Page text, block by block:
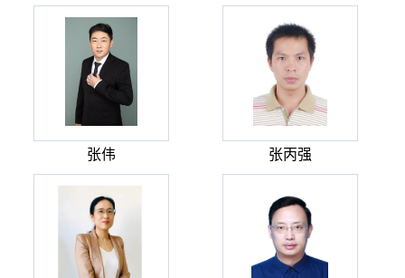
张伟 张丙强